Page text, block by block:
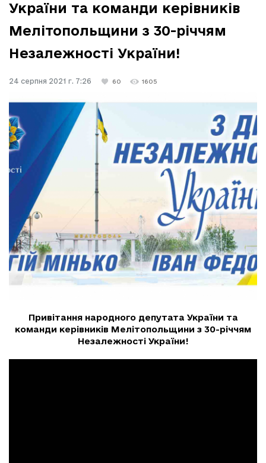
України та команди керівників
Мелітопольщини з 30-річчям
Незалежності України!
24 серпня 2021 г. 7:26 60 1605
Привітання народного депутата України та
команди керівників Мелітопольщини з 30-річчям
Незалежності України!